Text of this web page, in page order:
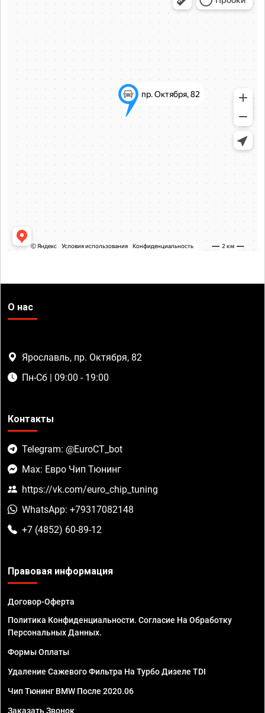
О нас
Ярославль, пр. Октября, 82
Пн-Сб | 09:00 - 19:00
Контакты
Telegram: @EuroCT_bot
Max: Евро Чип Тюнинг
https://vk.com/euro_chip_tuning
WhatsApp: +79317082148
+7 (4852) 60-89-12
Правовая информация
Договор-Оферта
Политика Конфиденциальности. Согласие На Обработку
Персональных Данных.
Формы Оплаты
Удаление Сажевого Фильтра На Турбо Дизеле TDI
Чип Тюнинг BMW После 2020.06
Заказать Звонок